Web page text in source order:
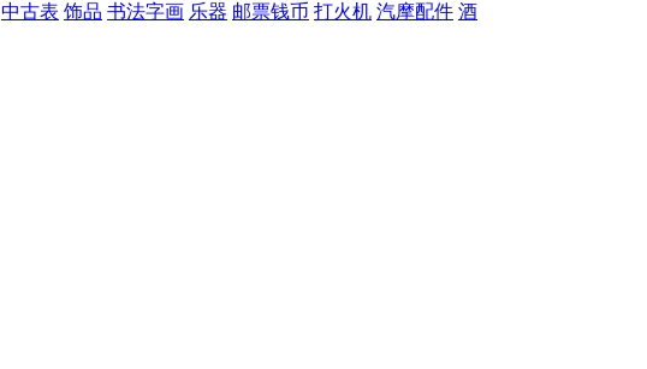
中古表 饰品 书法字画 乐器 邮票钱币 打火机 汽摩配件 酒